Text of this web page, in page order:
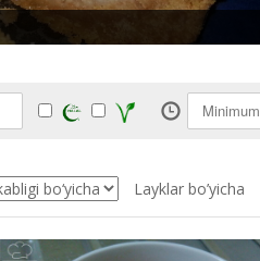
Layklar bo’yicha